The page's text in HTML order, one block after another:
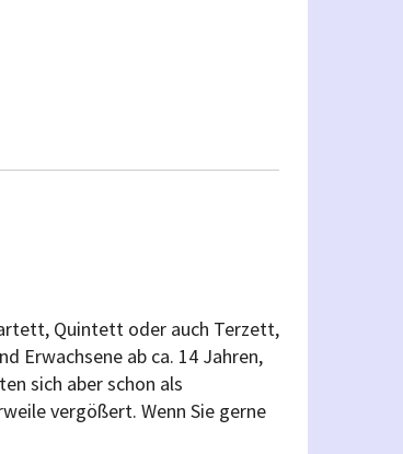
Quintett oder auch Terzett,
Erwachsene ab ca. 14 Jahren,
sich aber schon als
vergößert. Wenn Sie gerne